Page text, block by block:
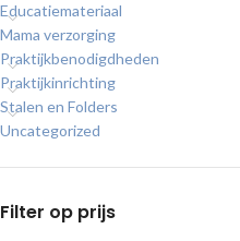
Educatiemateriaal
Mama verzorging
Praktijkbenodigdheden
Praktijkinrichting
Stalen en Folders
Uncategorized
Filter op prijs